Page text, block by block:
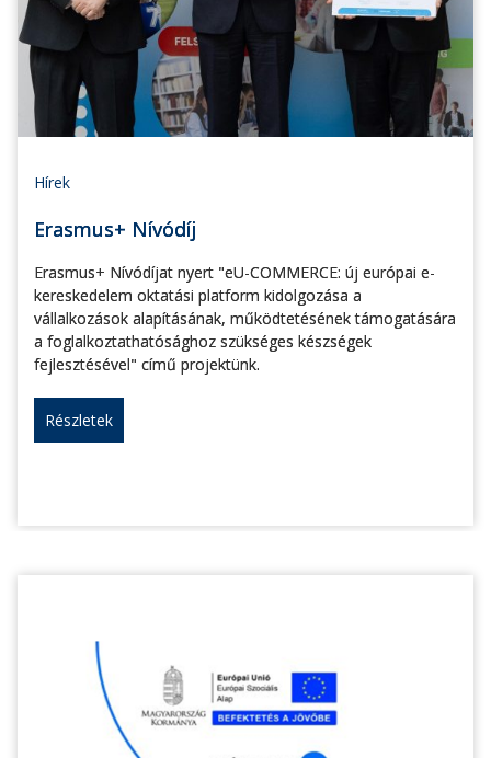
Hírek
Erasmus+ Nívódíj
Erasmus+ Nívódíjat nyert "eU-COMMERCE: új európai e-
kereskedelem oktatási platform kidolgozása a
vállalkozások alapításának, működtetésének támogatására
a foglalkoztathatósághoz szükséges készségek
fejlesztésével" című projektünk.
Részletek